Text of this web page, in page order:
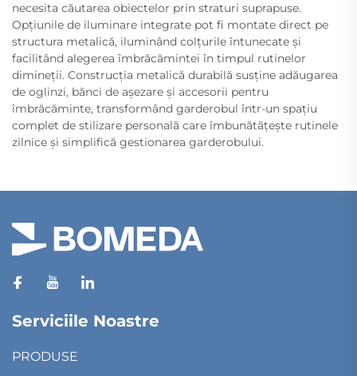
necesita căutarea obiectelor prin straturi suprapuse.
Opțiunile de iluminare integrate pot fi montate direct pe
structura metalică, iluminând colțurile întunecate și
facilitând alegerea îmbrăcămintei în timpul rutinelor
dimineții. Construcția metalică durabilă susține adăugarea
de oglinzi, bănci de așezare și accesorii pentru
îmbrăcăminte, transformând garderobul într-un spațiu
complet de stilizare personală care îmbunătățește rutinele
zilnice și simplifică gestionarea garderobului.
Serviciile Noastre
PRODUSE